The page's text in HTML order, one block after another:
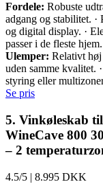
Fordele: Robuste
adgang og stabilitet.
og digital display. ·
passer i de fleste hjem.
Ulemper: Relativt høj
uden samme kvalitet.
styring eller
Se pris
5. Vinkøleskab
WineCave 800
– 2
4.5/5 | 8.995 DKK